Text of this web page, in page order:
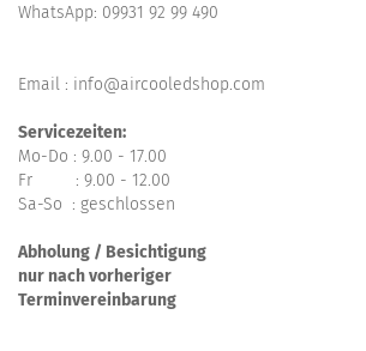
WhatsApp: 09931 92 99 490
Email : info@aircooledshop.com
Servicezeiten:
Mo-Do : 9.00 - 17.00
Fr : 9.00 - 12.00
Sa-So : geschlossen
Abholung / Besichtigung
nur nach vorheriger
Terminvereinbarung